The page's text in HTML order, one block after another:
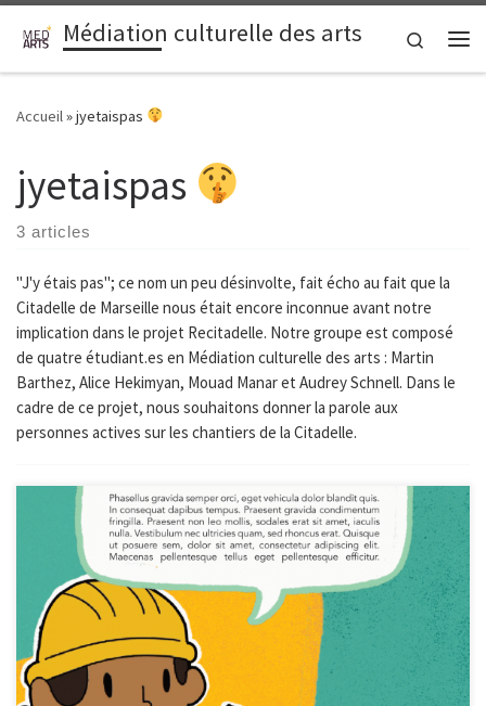
Passer au contenu
Médiation culturelle des arts
Search
Accueil»jyetaispas
jyetaispas
3 articles
"J'y étais pas"; ce nom un peu désinvolte, fait écho au fait que la
Citadelle de Marseille nous était encore inconnue avant notre
implication dans le projet Recitadelle. Notre groupe est composé
de quatre étudiant.es en Médiation culturelle des arts : Martin
Barthez, Alice Hekimyan, Mouad Manar et Audrey Schnell. Dans le
cadre de ce projet, nous souhaitons donner la parole aux
personnes actives sur les chantiers de la Citadelle.
Où en sommes-nous ? Nous arrivons à échéance du projet. L´outil
numérique proposé est en phase finale de programmation, le
livret d´accompagnement est en phase de mise en page et nous
travaillons à notre dernière danse: la balade de restitution le
mercredi 2 avril à 9h. Il nous a été […]